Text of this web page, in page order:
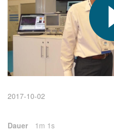
한국어
繁體中文
2017-10-02
Dauer 1m 1s